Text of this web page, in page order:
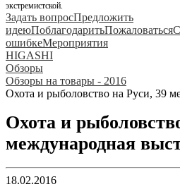
экстремистской.
Задать вопросПредложить
идеюПоблагодаритьПожаловаться
ошибкеМероприятия
HIGASHI
Обзоры
Обзоры на товары - 2016
Охота и рыболовство на Руси, 39
Охота и
международная
18.02.2016